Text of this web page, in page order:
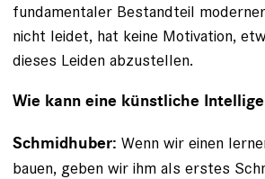
fundamentaler Bestandteil
nicht leidet, hat keine Motivation,
dieses Leiden abzustellen.
Wie kann eine künstliche
Schmidhuber: Wenn wir einen
bauen, geben wir ihm als erstes